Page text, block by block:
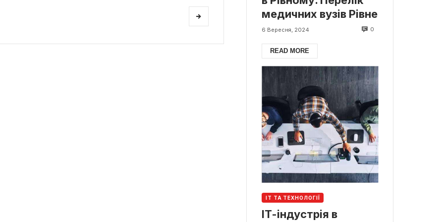
медичних вузів Рівне
6 Вересня, 2024 0
READ MORE
ІТ ТА ТЕХНОЛОГІЇ
ІТ-індустрія в